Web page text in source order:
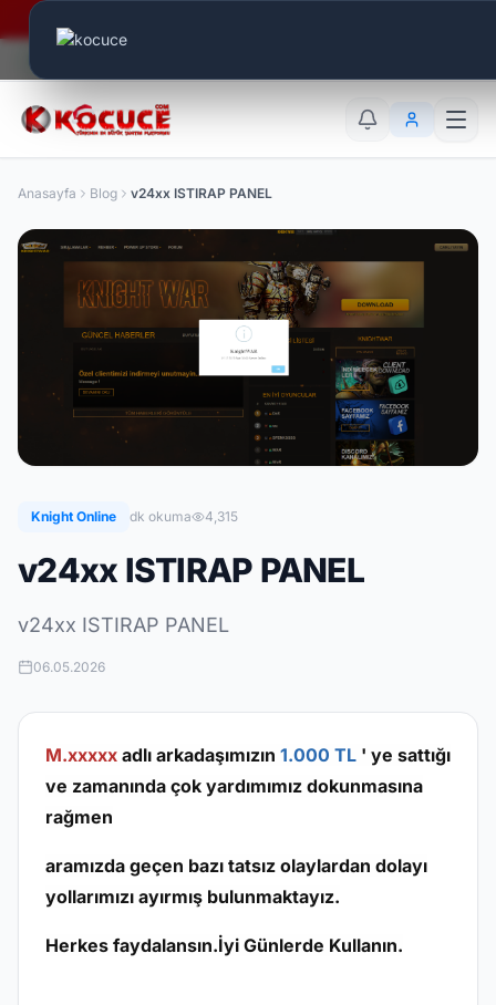
Anasayfa Blog v24xx ISTIRAP PANEL
Knight Online dk okuma 4,315
v24xx ISTIRAP PANEL
v24xx ISTIRAP PANEL
06.05.2026
M.xxxxx adlı arkadaşımızın 1.000 TL ' ye sattığı
ve zamanında çok yardımımız dokunmasına
rağmen
aramızda geçen bazı tatsız olaylardan dolayı
yollarımızı ayırmış bulunmaktayız.
Herkes faydalansın.İyi Günlerde Kullanın.